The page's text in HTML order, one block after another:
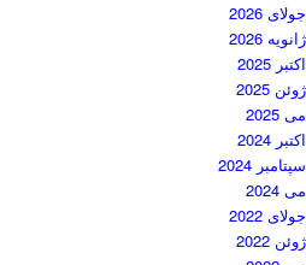
جولای 2026
ژانویه 2026
اکتبر 2025
ژوئن 2025
می 2025
اکتبر 2024
سپتامبر 2024
می 2024
جولای 2022
ژوئن 2022